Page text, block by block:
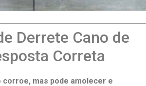
Derrete Cano de
Correta
corroe, mas pode amolecer e